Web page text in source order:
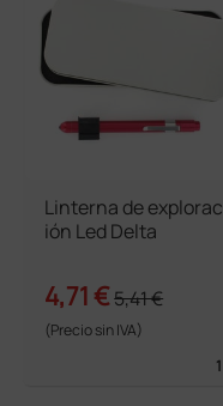
Linterna de explorac
ión Led Delta
4,71 €5,41 €
(Precio sin IVA)